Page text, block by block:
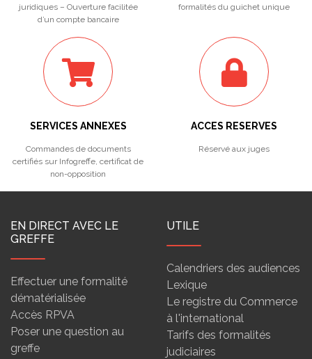
juridiques – Ouverture facilitée
d’un compte bancaire
formalités du guichet unique
SERVICES ANNEXES
Commandes de documents
certifiés sur Infogreffe, certificat de
non-opposition
ACCES RESERVES
Réservé aux juges
EN DIRECT AVEC LE
GREFFE
Effectuer une formalité
dématérialisée
Accès RPVA
Poser une question au
greffe
UTILE
Calendriers des audiences
Lexique
Le registre du Commerce
à l'international
Tarifs des formalités
judiciaires